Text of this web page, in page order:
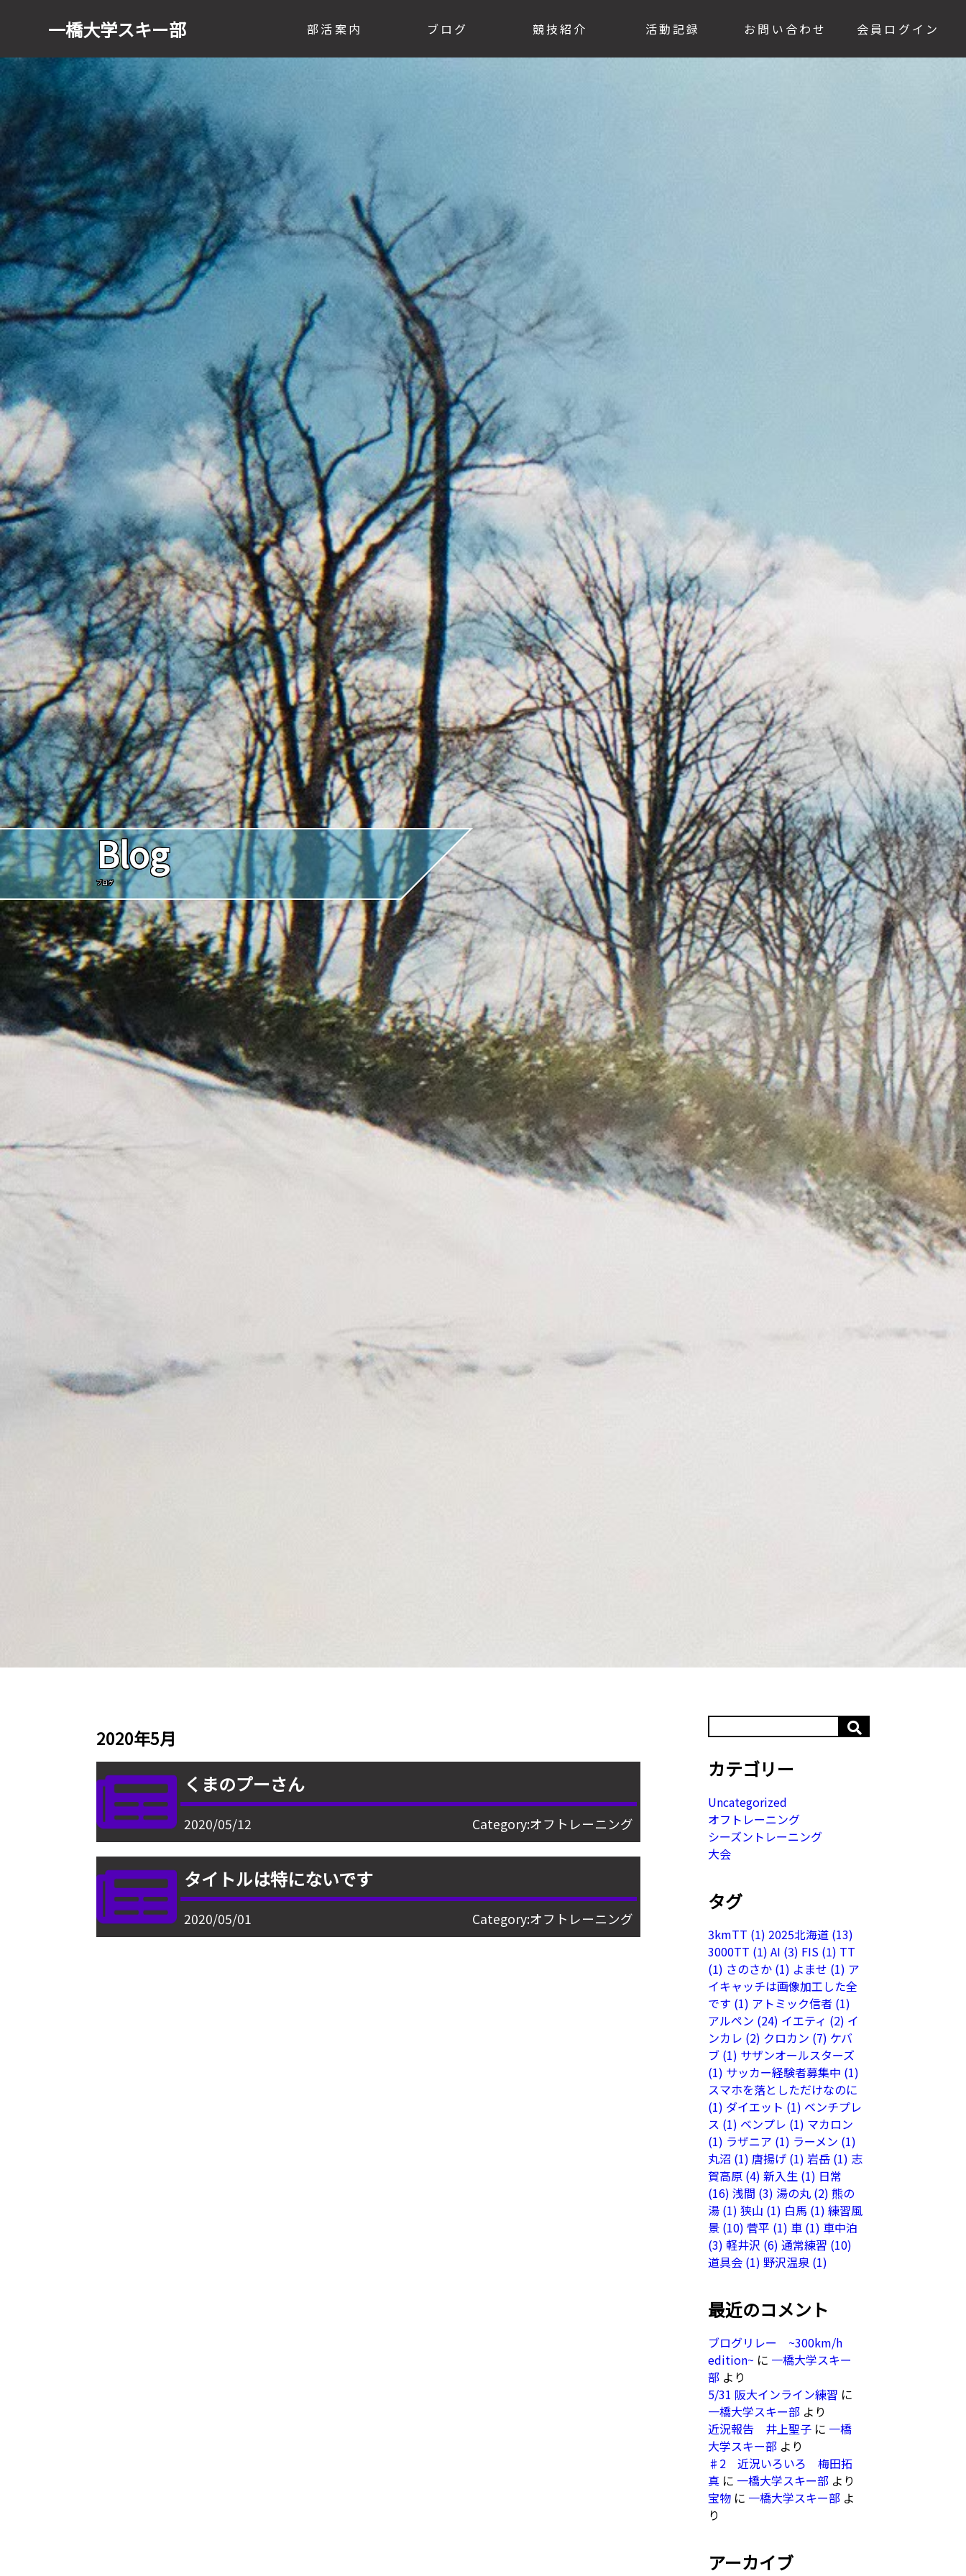
一橋大学スキー部 部活案内 ブログ 競技紹介 活動記録 お問い合わせ 会員ログイン
Blog
ブログ
2020年5月
くまのプーさん
2020/05/12 Category:オフトレーニング
タイトルは特にないです
2020/05/01 Category:オフトレーニング
カテゴリー
Uncategorized
オフトレーニング
シーズントレーニング
大会
タグ
3kmTT (1) 2025北海道(13)
3000TT (1) AI (3) FIS(1) TT
(1) さのさか(1) よませ (1) ア
イキャッチは画像加工した全
です (1) アトミック信者(1)
アルペン (24) イエティ (2) イ
ンカレ (2) クロカン (7) ケバ
ブ(1) サザンオールスターズ
(1) サッカー経験者募集中 (1)
スマホを落としただけなのに
(1) ダイエット (1) ベンチプレ
ス (1) ベンプレ (1) マカロン
(1) ラザニア (1) ラーメン (1)
丸沼 (1) 唐揚げ(1) 岩岳(1) 志
賀高原(4) 新入生(1) 日常
(16) 浅間 (3) 湯の丸(2) 熊の
湯(1) 狭山 (1) 白馬 (1) 練習風
景(10) 菅平 (1) 車(1) 車中泊
(3) 軽井沢 (6) 通常練習 (10)
道具会(1) 野沢温泉(1)
最近のコメント
ブログリレー ~300km/h
edition~ に 一橋大学スキー
部より
5/31 阪大インライン練習 に
一橋大学スキー部より
近況報告 井上聖子に 一橋
大学スキー部より
♯2 近況いろいろ 梅田拓
真に 一橋大学スキー部より
宝物に 一橋大学スキー部よ
り
アーカイブ